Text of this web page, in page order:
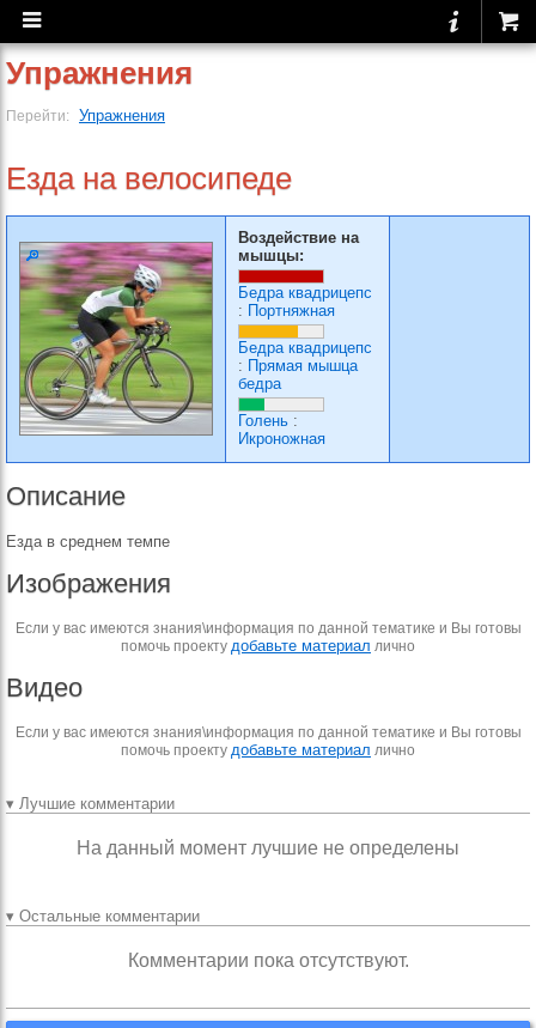
Упражнения
Перейти: Упражнения
Езда на велосипеде
Воздействие на
мышцы:
Бедра квадрицепс
: Портняжная
Бедра квадрицепс
: Прямая мышца
бедра
Голень :
Икроножная
Описание
Езда в среднем темпе
Изображения
Если у вас имеются знания\информация по данной тематике и Вы готовы
помочь проекту добавьте материал лично
Видео
Если у вас имеются знания\информация по данной тематике и Вы готовы
помочь проекту добавьте материал лично
▾ Лучшие комментарии
На данный момент лучшие не определены
▾ Остальные комментарии
Комментарии пока отсутствуют.